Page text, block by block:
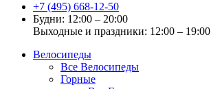
+7 (495) 668-12-50
Будни: 12:00 – 20:00
Выходные и праздники: 12:00 – 19:00
Велосипеды
Все Велосипеды
Горные